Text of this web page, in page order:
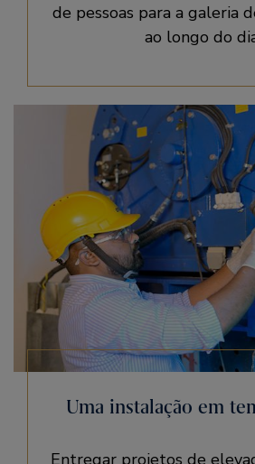
de pessoas para a galeria
ao longo do
Uma instalação em
Entregar projetos de